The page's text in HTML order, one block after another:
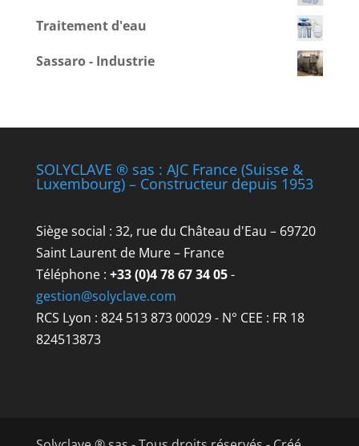
Traitement d'eau
Sassaro - Industrie
SOLYCLAVE ® sas : AJC France (Suisse &
Luxembourg) – Constructeur depuis 1953
Siège social : 32, rue du Château d'Eau – 69720
Saint Laurent de Mure – France
Téléphone : +33 (0)4 78 67 34 05-
gestion@solyclave.com
RCS Lyon : 824 513 873 00029 - N° CEE : FR 18
824513873